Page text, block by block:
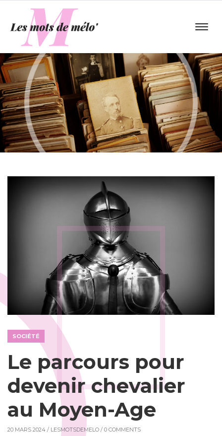
SOCIÉTÉ
Le parcours pour
devenir chevalier
au Moyen-Age
20 MARS 2024 / LESMOTSDEMELO / 0 COMMENTS